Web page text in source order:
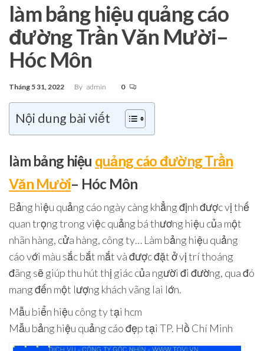
làm bảng hiệu quảng cáo
đường Trần Văn Mười–
Hóc Môn
Tháng 5 31, 2022 By admin 0
Nội dung bài viết
làm bảng hiệu quảng cáo đường Trần
Văn Mười– Hóc Môn
Bảng hiệu quảng cáo ngày càng khẳng định được vị thế
quan trọng trong việc quảng bá thương hiệu của một
nhãn hàng, cửa hàng, công ty… Làm bảng hiệu quảng
cáo với màu sắc bắt mắt và được đặt ở vị trí thoáng
đãng sẽ giúp thu hút thị giác của người đi đường, qua đó
mang đến một lượng khách vãng lai lớn.
Mẫu biển hiệu công ty tại hcm
Mẫu bảng hiệu quảng cáo đẹp tại TP. Hồ Chí Minh